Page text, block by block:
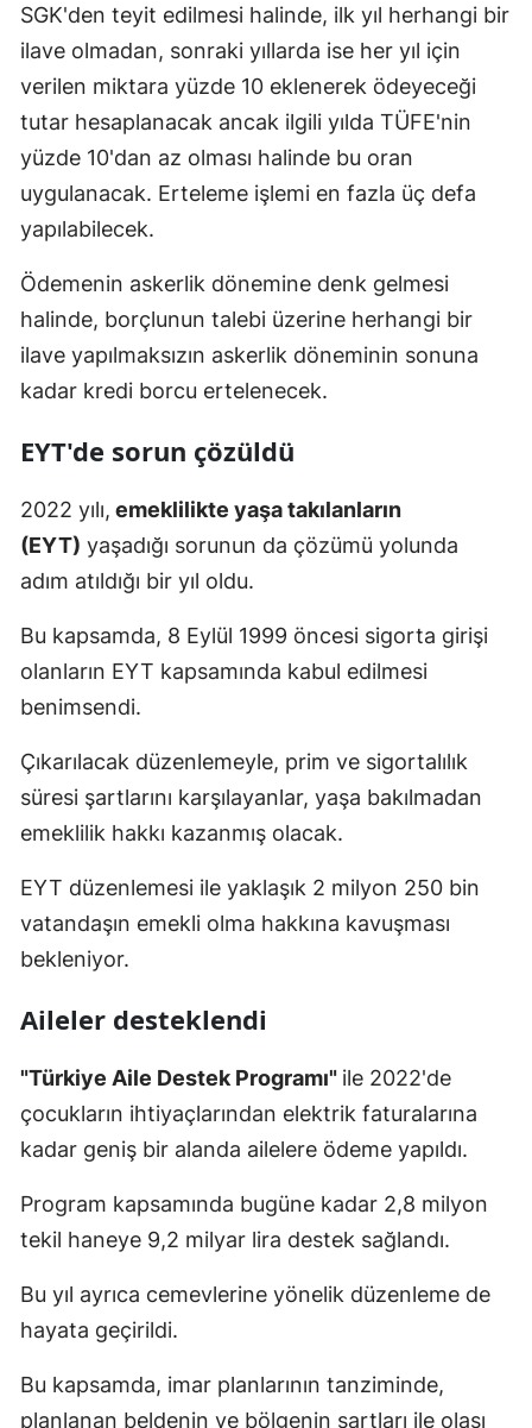
SGK'den teyit edilmesi halinde, ilk yıl herhangi bir
ilave olmadan, sonraki yıllarda ise her yıl için
verilen miktara yüzde 10 eklenerek ödeyeceği
tutar hesaplanacak ancak ilgili yılda TÜFE'nin
yüzde 10'dan az olması halinde bu oran
uygulanacak. Erteleme işlemi en fazla üç defa
yapılabilecek.
Ödemenin askerlik dönemine denk gelmesi
halinde, borçlunun talebi üzerine herhangi bir
ilave yapılmaksızın askerlik döneminin sonuna
kadar kredi borcu ertelenecek.
EYT'de sorun çözüldü
2022 yılı, emeklilikte yaşa takılanların
(EYT) yaşadığı sorunun da çözümü yolunda
adım atıldığı bir yıl oldu.
Bu kapsamda, 8 Eylül 1999 öncesi sigorta girişi
olanların EYT kapsamında kabul edilmesi
benimsendi.
Çıkarılacak düzenlemeyle, prim ve sigortalılık
süresi şartlarını karşılayanlar, yaşa bakılmadan
emeklilik hakkı kazanmış olacak.
EYT düzenlemesi ile yaklaşık 2 milyon 250 bin
vatandaşın emekli olma hakkına kavuşması
bekleniyor.
Aileler desteklendi
"Türkiye Aile Destek Programı" ile 2022'de
çocukların ihtiyaçlarından elektrik faturalarına
kadar geniş bir alanda ailelere ödeme yapıldı.
Program kapsamında bugüne kadar 2,8 milyon
tekil haneye 9,2 milyar lira destek sağlandı.
Bu yıl ayrıca cemevlerine yönelik düzenleme de
hayata geçirildi.
Bu kapsamda, imar planlarının tanziminde,
planlanan beldenin ve bölgenin şartları ile olası